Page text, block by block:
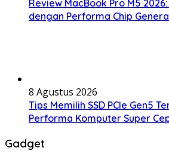
Review MacBook Pro M5
dengan Performa Chip
8 Agustus 2026
Tips Memilih SSD PCIe Gen5
Performa Komputer Super
Gadget